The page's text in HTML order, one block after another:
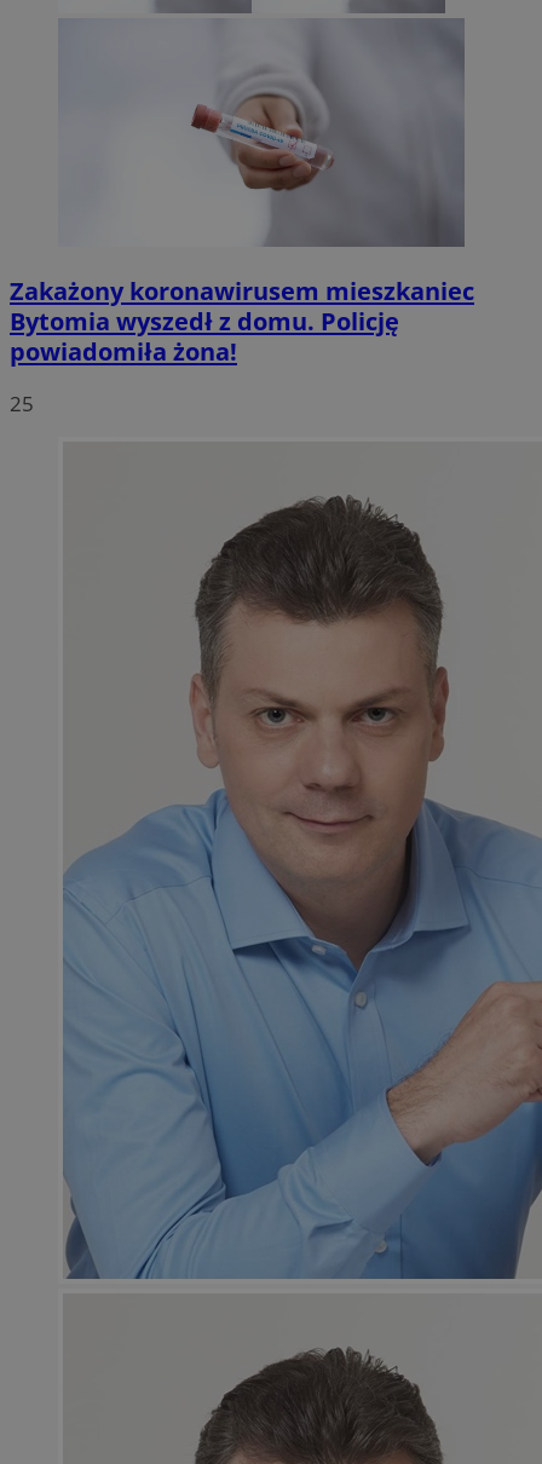
Zakażony koronawirusem mieszkaniec
Bytomia wyszedł z domu. Policję
powiadomiła żona!
25